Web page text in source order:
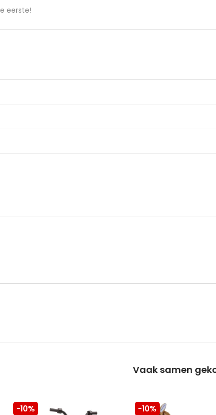
de koper.
na ontvangst van retour
via de betaalmethode waarmee de bestelling is
eerste!
Vaak samen
-10% -10%